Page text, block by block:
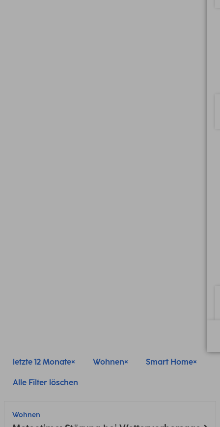
letzte 12 Monate Wohnen Smart Home
Alle Filter löschen
Wohnen